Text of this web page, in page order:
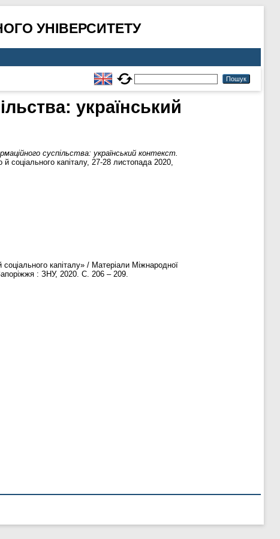
УНІВЕРСИТЕТУ
український
суспільства: український контекст.
й соціального капіталу, 27-28 листопада 2020,
соціального капіталу» / Матеріали Міжнародної
: ЗНУ, 2020. С. 206 – 209.